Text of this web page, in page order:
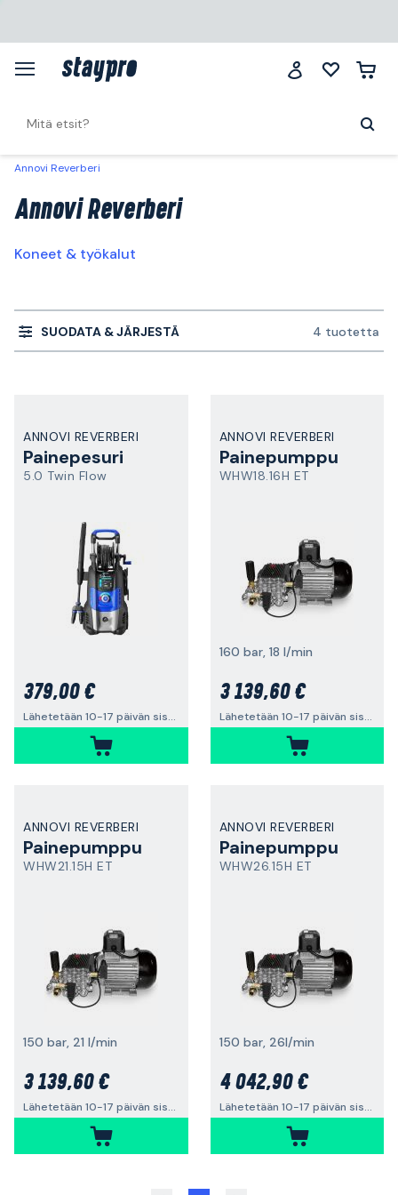
Annovi Reverberi
Annovi Reverberi
Koneet & työkalut
SUODATA & JÄRJESTÄ 4 tuotetta
ANNOVI REVERBERI
Painepesuri
5.0 Twin Flow
379,00 €
Lähetetään 10-17 päivän sisällä
ANNOVI REVERBERI
Painepumppu
WHW18.16H ET
160 bar, 18 l/min
3 139,60 €
Lähetetään 10-17 päivän sisällä
ANNOVI REVERBERI
Painepumppu
WHW21.15H ET
150 bar, 21 l/min
3 139,60 €
Lähetetään 10-17 päivän sisällä
ANNOVI REVERBERI
Painepumppu
WHW26.15H ET
150 bar, 26l/min
4 042,90 €
Lähetetään 10-17 päivän sisällä